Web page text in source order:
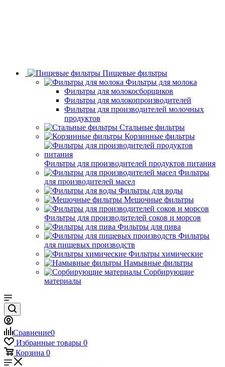
Пищевые фильтры
Фильтры для молока
Фильтры для молокосборщиков
Фильтры для молокопроизводителей
Фильтры для производителей молочных
продуктов
Стальные фильтры
Корзинные фильтры
Фильтры для производителей продуктов питания
Фильтры
для производителей масел
Фильтры для воды
Мешочные фильтры
Фильтры для производителей соков и морсов
Фильтры для пива
Фильтры
для пищевых производств
Фильтры химические
Намывные фильтры
Сорбирующие
материалы
Сравнение0
Избранные товары 0
Корзина 0